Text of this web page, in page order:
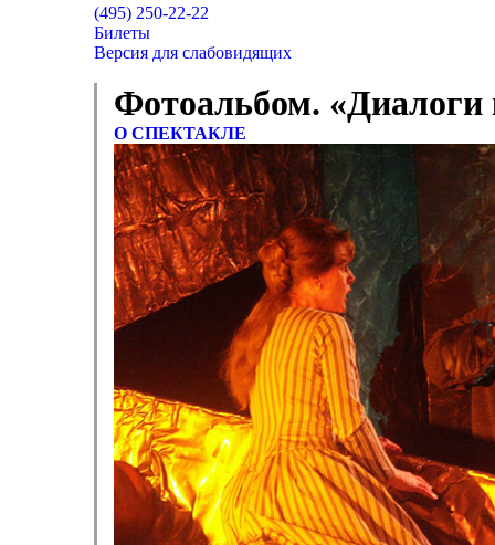
(495) 250-22-22
Билеты
Версия для слабовидящих
Фотоальбом. «Диалоги
О СПЕКТАКЛЕ